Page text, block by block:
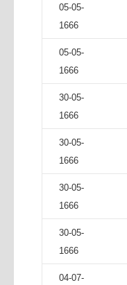
05-05-
1666
05-05-
1666
30-05-
1666
30-05-
1666
30-05-
1666
30-05-
1666
04-07-